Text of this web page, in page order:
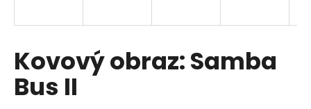
Kovový obraz: Samba
Bus II
í
t
?